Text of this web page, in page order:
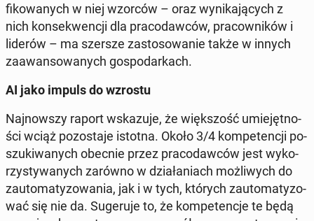
fi­ko­wa­nych w niej wzorców – oraz wy­ni­ka­ją­cych z
nich kon­se­kwen­cji dla pra­co­daw­ców, pra­cow­ni­ków i
liderów – ma szersze za­sto­so­wa­nie także w innych
za­awan­so­wa­nych go­spo­dar­kach.
AI jako impuls do wzrostu
Naj­now­szy raport wska­zu­je, że więk­szość umie­jęt­no­
ści wciąż po­zo­sta­je istotna. Około 3/4 kom­pe­ten­cji po­
szu­ki­wa­nych obecnie przez pra­co­daw­ców jest wy­ko­
rzy­sty­wa­nych zarówno w dzia­ła­niach moż­li­wych do
zauto­ma­ty­zo­wa­nia, jak i w tych, których zauto­ma­ty­zo­
wać się nie da. Su­ge­ru­je to, że kom­pe­ten­cje te będą